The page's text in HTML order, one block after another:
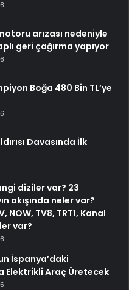
arızası nedeniyle
geri çağırma yapıyor
Boğa 480 Bin TL’ye
Davasında İlk
diziler var? 23
akışında neler var?
NOW, TV8, TRT1, Kanal
var?
İspanya’daki
Elektrikli Araç Üretecek